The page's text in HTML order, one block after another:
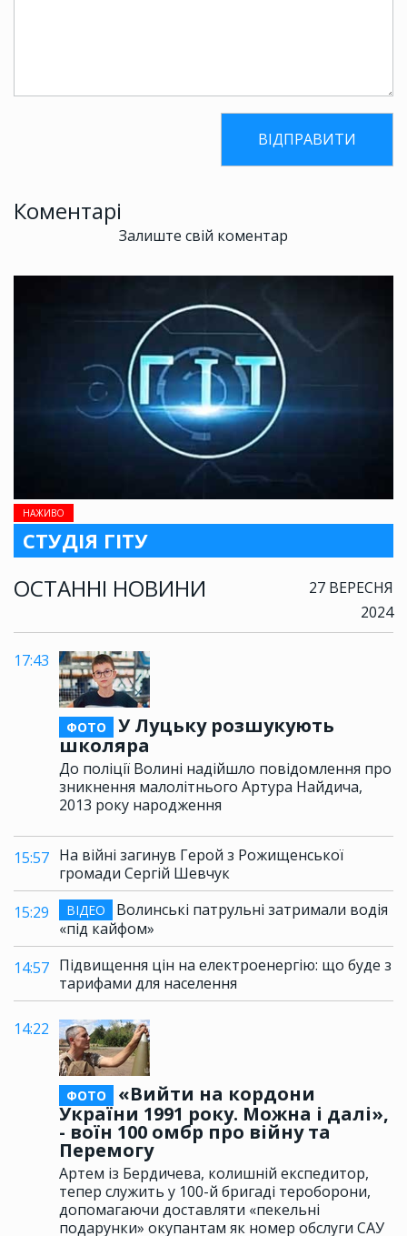
НАЖИВО
СТУДІЯ ГІТУ
ОСТАННІ НОВИНИ
27 ВЕРЕСНЯ
2024
17:43
ФОТО
У Луцьку розшукують
школяра
До поліції Волині надійшло повідомлення про
зникнення малолітнього Артура Найдича,
2013 року народження
15:57 На війні загинув Герой з Рожищенської
громади Сергій Шевчук
15:29
ВІДЕО
Волинські патрульні затримали водія
«під кайфом»
14:57 Підвищення цін на електроенергію: що буде з
тарифами для населення
14:22
ФОТО
«Вийти на кордони
України 1991 року. Можна і далі»,
- воїн 100 омбр про війну та
Перемогу
Артем із Бердичева, колишній експедитор,
тепер служить у 100-й бригаді тероборони,
допомагаючи доставляти «пекельні
подарунки» окупантам як номер обслуги САУ
Коментарі
Залиште свій коментар